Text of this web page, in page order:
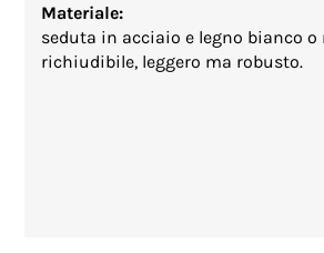
Materiale:
seduta in acciaio e legno bianco o
richiudibile, leggero ma robusto.